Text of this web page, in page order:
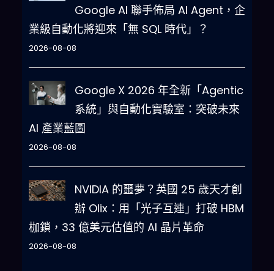
Google AI 聯手佈局 AI Agent，企
業級自動化將迎來「無 SQL 時代」？
2026-08-08
Google X 2026 年全新「Agentic
系統」與自動化實驗室：突破未來
AI 產業藍圖
2026-08-08
NVIDIA 的噩夢？英國 25 歲天才創
辦 Olix：用「光子互連」打破 HBM
枷鎖，33 億美元估值的 AI 晶片革命
2026-08-08